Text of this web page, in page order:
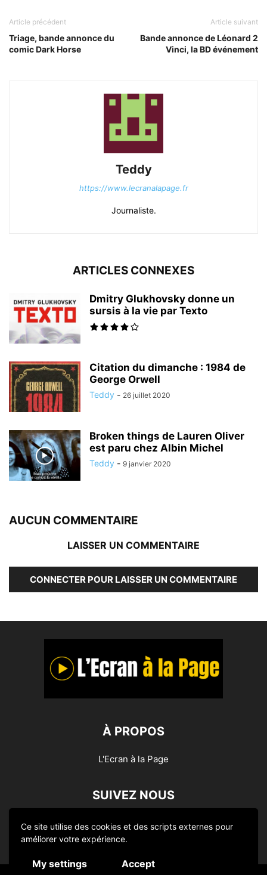
Ce site utilise des cookies et des scripts externes pour
améliorer votre expérience.
My settings Accept
Article précédent
Triage, bande annonce du
comic Dark Horse
Article suivant
Bande annonce de Léonard 2
Vinci, la BD événement
Teddy
https://www.lecranalapage.fr
Journaliste.
ARTICLES CONNEXES
Dmitry Glukhovsky donne un
sursis à la vie par Texto
Citation du dimanche : 1984 de
George Orwell
Teddy - 26 juillet 2020
Broken things de Lauren Oliver
est paru chez Albin Michel
Teddy - 9 janvier 2020
AUCUN COMMENTAIRE
LAISSER UN COMMENTAIRE
CONNECTER POUR LAISSER UN COMMENTAIRE
À PROPOS
L'Ecran à la Page
SUIVEZ NOUS